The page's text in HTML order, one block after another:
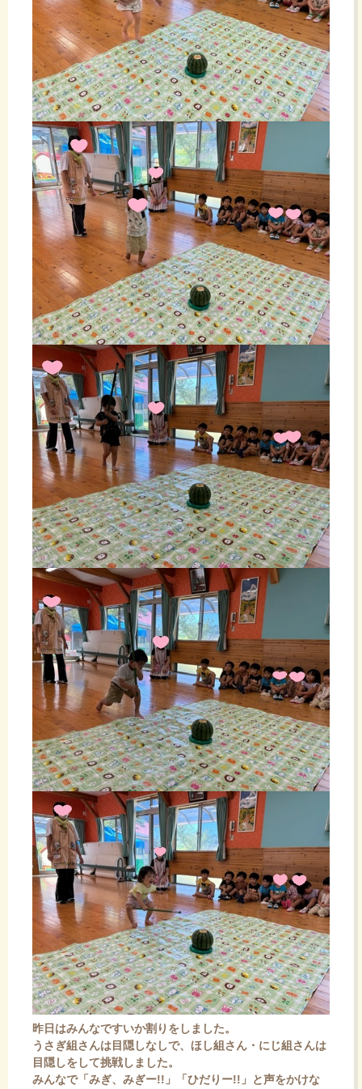
昨日はみんなですいか割りをしました。
うさぎ組さんは目隠しなしで、ほし組さん・にじ組さんは
目隠しをして挑戦しました。
みんなで「みぎ、みぎー!!」「ひだりー!!」と声をかけな